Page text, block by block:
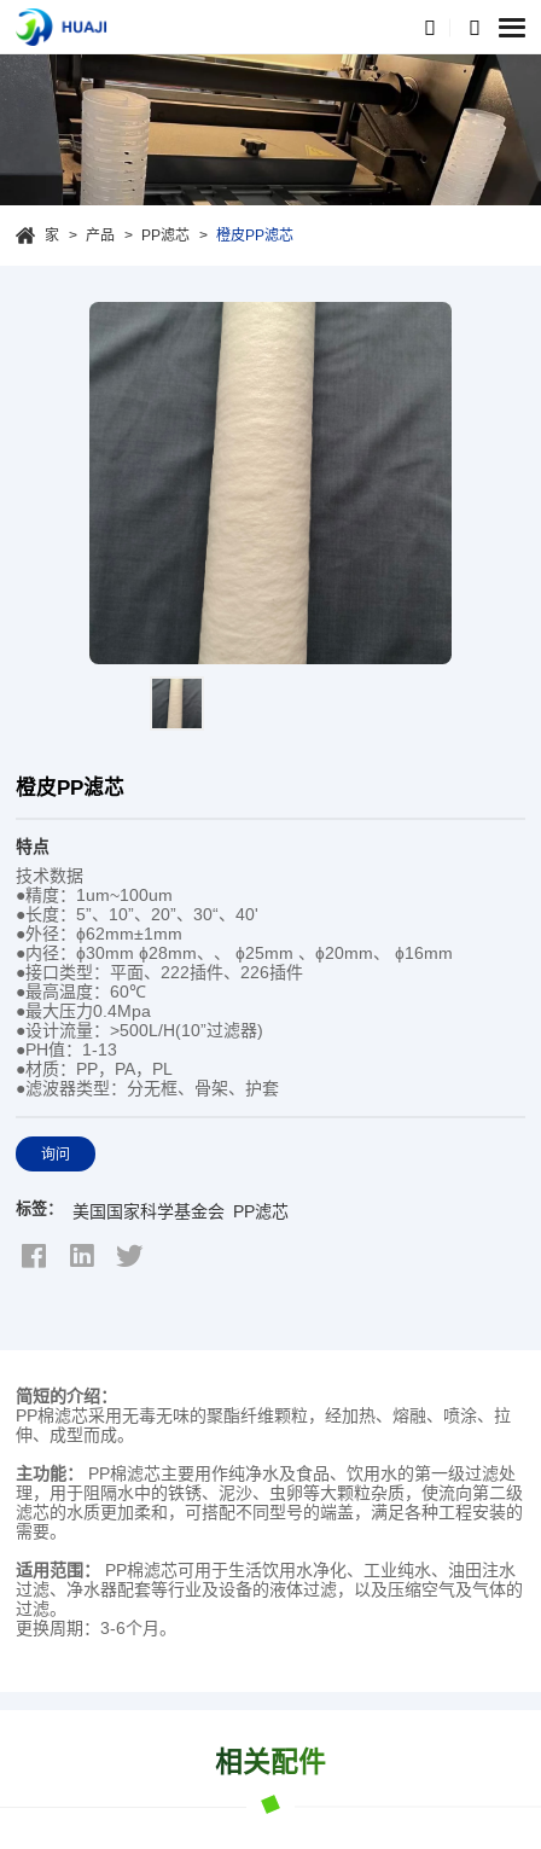
家 产品 PP滤芯 橙皮PP滤芯
橙皮PP滤芯
特点
技术数据
●精度：1um~100um
●长度：5”、10”、20”、30“、40'
●外径：ɸ62mm±1mm
●内径：ɸ30mm ɸ28mm、、 ɸ25mm 、ɸ20mm、 ɸ16mm
●接口类型：平面、222插件、226插件
●最高温度：60℃
●最大压力0.4Mpa
●设计流量：>500L/H(10”过滤器)
●PH值：1-13
●材质：PP，PA，PL
●滤波器类型：分无框、骨架、护套
询问
标签： 美国国家科学基金会 PP滤芯
简短的介绍：
PP棉滤芯采用无毒无味的聚酯纤维颗粒，经加热、熔融、喷涂、拉
伸、成型而成。
主功能： PP棉滤芯主要用作纯净水及食品、饮用水的第一级过滤处
理，用于阻隔水中的铁锈、泥沙、虫卵等大颗粒杂质，使流向第二级
滤芯的水质更加柔和，可搭配不同型号的端盖，满足各种工程安装的
需要。
适用范围： PP棉滤芯可用于生活饮用水净化、工业纯水、油田注水
过滤、净水器配套等行业及设备的液体过滤，以及压缩空气及气体的
过滤。
更换周期：3-6个月。
相关配件